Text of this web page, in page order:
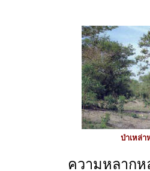
ป่าเหล่า
ความหลากหลา